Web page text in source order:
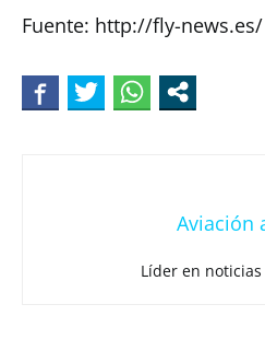
Fuente: http://fly-news.es/
Aviación
Líder en